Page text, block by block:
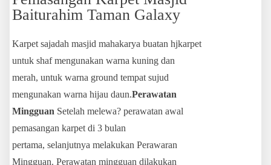
Baiturahim Taman Galaxy
Karpet sajadah masjid mahakarya buatan hjkarpet
untuk shaf mengunakan warna kuning dan
merah, untuk warna ground tempat sujud
mengunakan warna hijau daun.Perawatan
Mingguan Setelah melewa? perawatan awal
pemasangan karpet di 3 bulan
pertama, selanjutnya melakukan Perawaran
Mingguan. Perawatan mingguan dilakukan